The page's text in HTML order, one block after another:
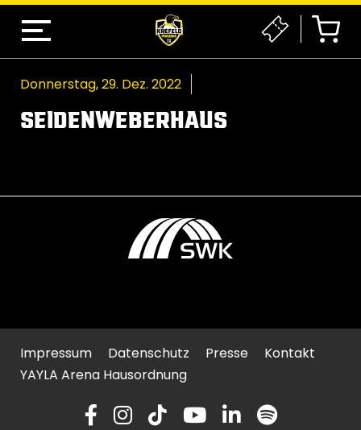
Donnerstag, 29. Dez. 2022
SEIDENWEBERHAUS
Impressum Datenschutz Presse
Kontakt
YAYLA Arena Hausordnung